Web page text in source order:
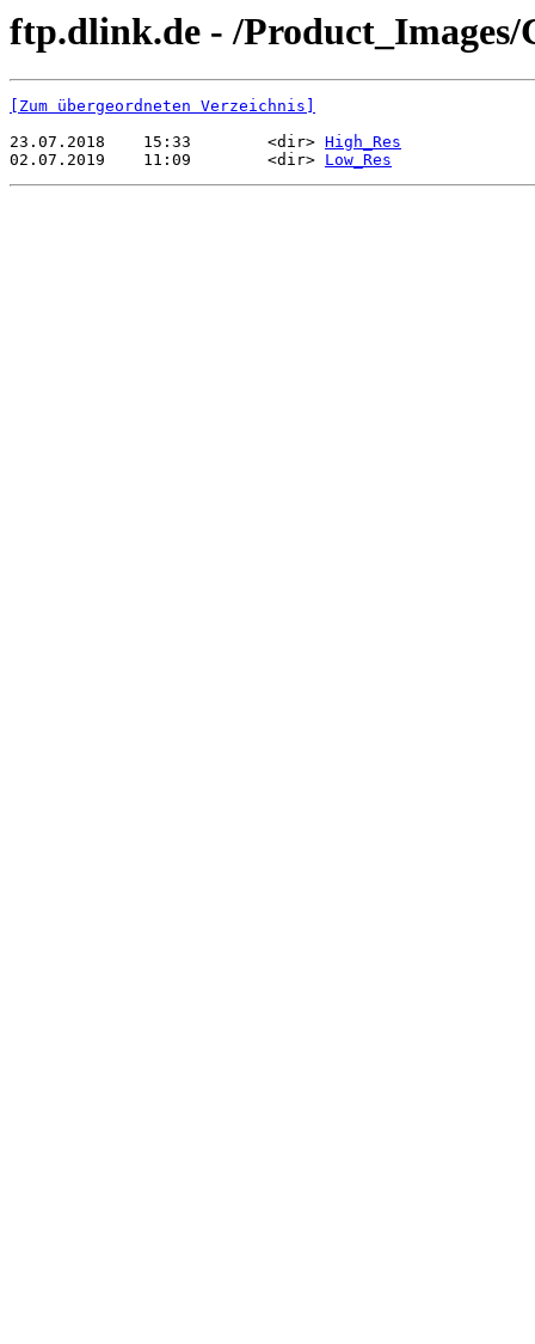
ftp.dlink.de - /Product_Images/
[Zum übergeordneten Verzeichnis]
23.07.2018    15:33        <dir> High_Res
02.07.2019    11:09        <dir> Low_Res